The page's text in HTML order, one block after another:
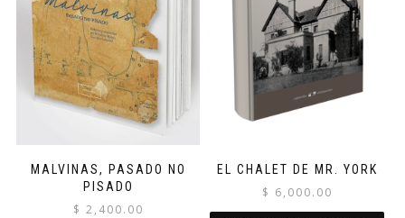
MALVINAS, PASADO NO
PISADO
$ 2,400.00
EL CHALET DE MR. YORK
$ 6,000.00